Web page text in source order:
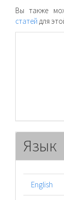
Вы также
статей для
Язык
English